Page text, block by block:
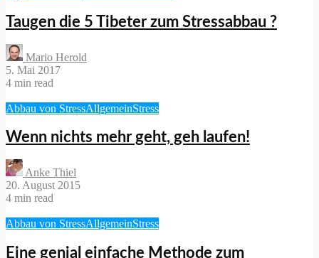
Taugen die 5 Tibeter zum Stressabbau ?
Mario Herold
5. Mai 2017
4 min read
Abbau von StressAllgemeinStress
Wenn nichts mehr geht, geh laufen!
Anke Thiel
20. August 2015
4 min read
Abbau von StressAllgemeinStress
Eine genial einfache Methode zum